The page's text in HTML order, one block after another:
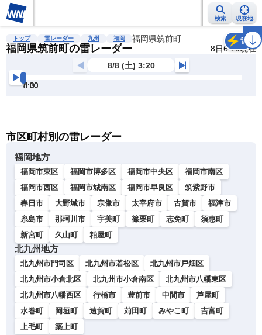
検索 現在地
雨雲レーダー 台風情報 地震情報 警報・注意報 2週間天気 ラ
トップ 雷レーダー 九州 福岡 福岡県筑前町
福岡県筑前町の雷レーダー 8日6:10現在
雷
8/8 (土) 3:20
3:30
4:00
4:30
5:00
5:30
6:00
市区町村別の雷レーダー
福岡地方
福岡市東区 福岡市博多区 福岡市中央区
福岡市南区
福岡市西区
福岡市城南区 福岡市早良区
筑紫野市
春日市
大野城市 宗像市 太宰府市 古賀市
福津市
糸島市
那珂川市 宇美町 篠栗町 志免町
須惠町
新宮町
久山町 粕屋町
北九州地方
北九州市門司区 北九州市若松区
北九州市戸畑区
北九州市小倉北区
北九州市小倉南区
北九州市八幡東区
北九州市八幡西区
行橋市 豊前市 中間市
芦屋町
水巻町
岡垣町 遠賀町 苅田町 みやこ町
吉富町
上毛町
築上町